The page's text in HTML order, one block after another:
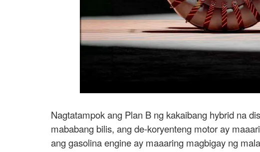
Nagtatampok ang Plan B ng kakaibang hybrid na
mababang bilis, ang de-koryenteng motor ay
ang gasolina engine ay maaaring magbigay ng